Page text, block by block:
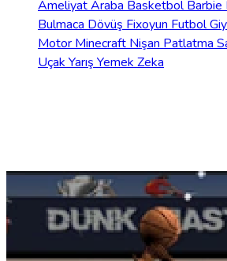
AmeliyatAraba BasketbolBarbie
Bulmaca Dövüş Fixoyun Futbol
Motor Minecraft Nişan Patlatma
Uçak Yarış Yemek Zeka